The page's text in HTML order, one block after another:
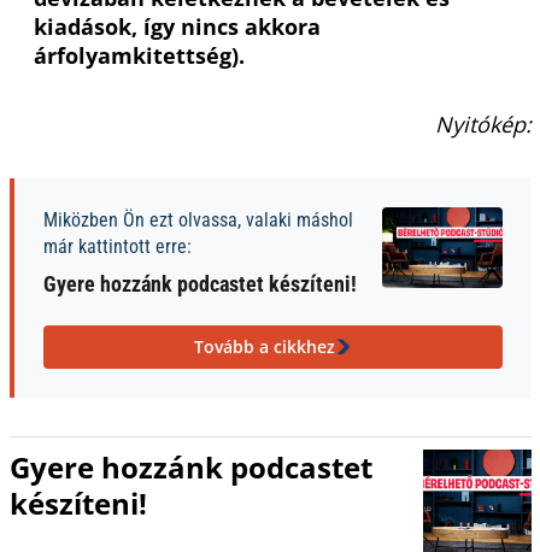
kiadások, így nincs akkora
árfolyamkitettség).
Nyitókép:
Miközben Ön ezt olvassa, valaki máshol
már kattintott erre:
Gyere hozzánk podcastet készíteni!
Tovább a cikkhez
Gyere hozzánk podcastet
készíteni!